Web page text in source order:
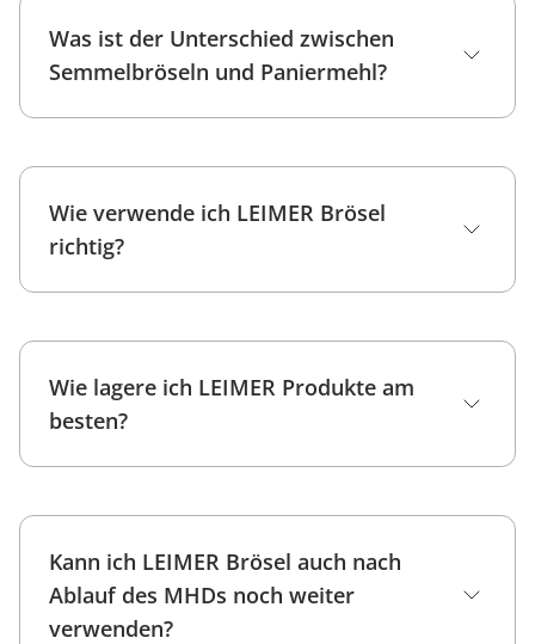
Was ist der Unterschied zwischen
Semmelbröseln und Paniermehl?
Semmelbrösel
Wie verwende ich LEIMER Brösel
richtig?
Wie lagere ich LEIMER Produkte am
besten?
Kann ich LEIMER Brösel auch nach
Ablauf des MHDs noch weiter
verwenden?